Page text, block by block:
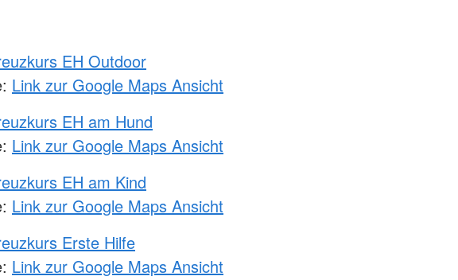
EH Outdoor
Link zur Google Maps Ansicht
EH am Hund
Link zur Google Maps Ansicht
EH am Kind
Link zur Google Maps Ansicht
Erste Hilfe
Link zur Google Maps Ansicht